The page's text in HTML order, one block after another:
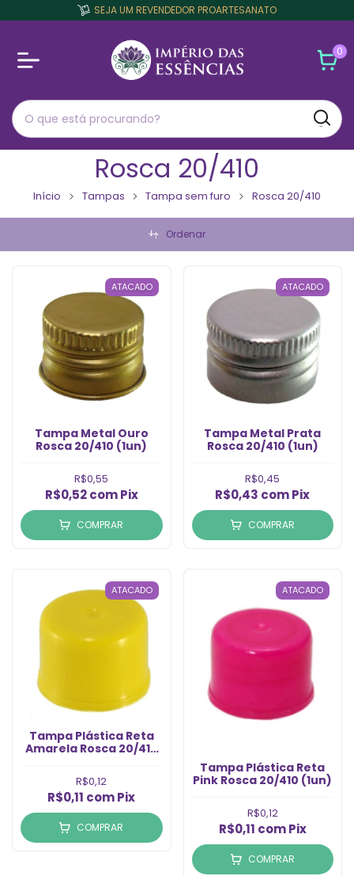
SEJA UM REVENDEDOR PROARTESANATO
0
Rosca 20/410
Início Tampas Tampa sem furo Rosca 20/410
Ordenar
ATACADO
Tampa Metal Ouro
Rosca 20/410 (1un)
R$0,55
R$0,52com Pix
COMPRAR
ATACADO
Tampa Metal Prata
Rosca 20/410 (1un)
R$0,45
R$0,43 comPix
COMPRAR
ATACADO
Tampa Plástica Reta
Amarela Rosca 20/410
R$0,12
R$0,11 comPix
COMPRAR
ATACADO
Tampa Plástica Reta
Pink Rosca 20/410 (1un)
R$0,12
R$0,11 com Pix
COMPRAR